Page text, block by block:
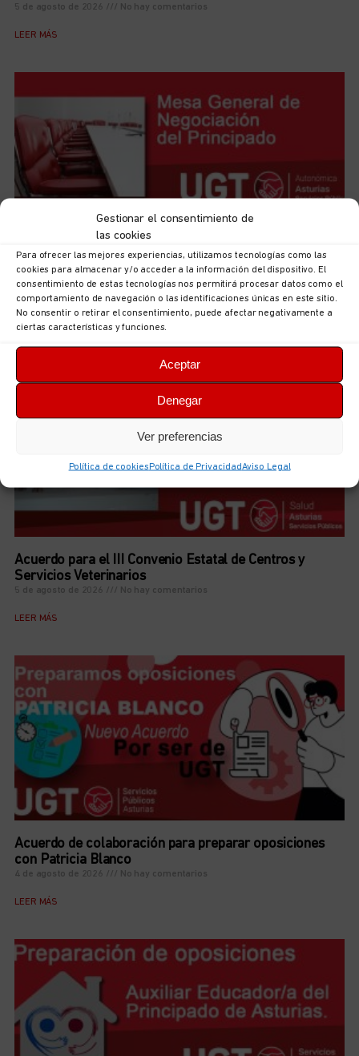
Gestionar el consentimiento de
las cookies
Para ofrecer las mejores experiencias, utilizamos tecnologías como las
cookies para almacenar y/o acceder a la información del dispositivo. El
consentimiento de estas tecnologías nos permitirá procesar datos como el
comportamiento de navegación o las identificaciones únicas en este sitio.
No consentir o retirar el consentimiento, puede afectar negativamente a
ciertas características y funciones.
Aceptar
Denegar
Ver preferencias
Política de cookiesPolítica de PrivacidadAviso Legal
5 de agosto de 2026 No hay comentarios
LEER MÁS
UGT Autonómica informa: documentación sobre
ordenación puestos en la Consejería de Hacienda,
Justicia y Asuntos Europeos
Acuerdo para el III Convenio Estatal de Centros y
Servicios Veterinarios
5 de agosto de 2026 No hay comentarios
LEER MÁS
Acuerdo de colaboración para preparar oposiciones
con Patricia Blanco
4 de agosto de 2026 No hay comentarios
LEER MÁS